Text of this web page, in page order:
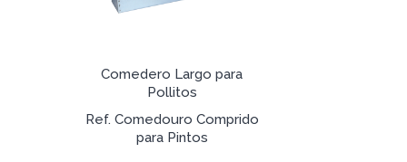
Comedero Largo para
Pollitos
Ref. Comedouro Comprido
para Pintos